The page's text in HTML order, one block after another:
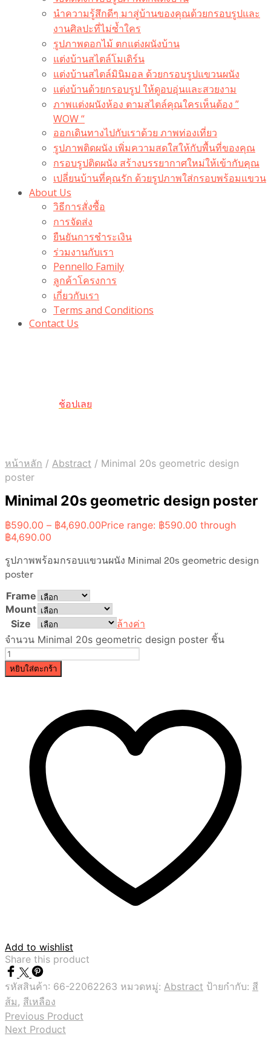
นำความรู้สึกดีๆ มาสู่บ้านของคุณด้วยกรอบรูปและ
งานศิลปะที่ไม่ซ้ำใคร
รูปภาพดอกไม้ ตกแต่งผนังบ้าน
แต่งบ้านสไตล์โมเดิร์น
แต่งบ้านสไตล์มินิมอล ด้วยกรอบรูปแขวนผนัง
แต่งบ้านด้วยกรอบรูป ให้ดูอบอุ่นและสวยงาม
ภาพแต่งผนังห้อง ตามสไตล์คุณใครเห็นต้อง ”
WOW “
ออกเดินทางไปกับเราด้วย ภาพท่องเที่ยว
รูปภาพติดผนัง เพิ่มความสดใสให้กับพื้นที่ของคุณ
กรอบรูปติดผนัง สร้างบรรยากาศใหม่ให้เข้ากับคุณ
เปลี่ยนบ้านที่คุณรัก ด้วยรูปภาพใส่กรอบพร้อมแขวน​
About Us
วิธีการสั่งซื้อ
การจัดส่ง
ยืนยันการชำระเงิน
ร่วมงานกับเรา
Pennello Family
ลูกค้าโครงการ
เกี่ยวกับเรา
Terms and Conditions
Contact Us
ช้อปเลย
หน้าหลัก / Abstract / Minimal 20s geometric design
poster
Minimal 20s geometric design poster
฿590.00 – ฿4,690.00Price range: ฿590.00 through
฿4,690.00
รูปภาพพร้อมกรอบแขวนผนัง Minimal 20s geometric design
poster
Frame
Mount
Size
ล้างค่า
จำนวน Minimal 20s geometric design poster ชิ้น
หยิบใส่ตะกร้า
Add to wishlist
Share this product
รหัสสินค้า: 66-22062263 หมวดหมู่: Abstract ป้ายกำกับ: สี
ส้ม, สีเหลือง
Previous Product
Next Product